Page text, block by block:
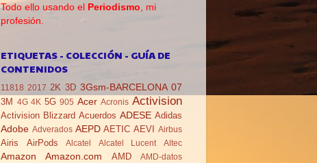
Todo ello usando el Periodismo , mi
profesión.
ETIQUETAS - COLECCIÓN - GUÍA DE
CONTENIDOS
11818 2017 2K 3D 3Gsm-BARCELONA 07
3M 4G 4K 5G 905 Acer Acronis Activision
Activision Blizzard Acuerdos ADESE Adidas
Adobe Adverados AEPD AETIC AEVI Airbus
Airis AirPods Alcatel Alcatel Lucent Altec
Amazon Amazon.com AMD
AMD-datos